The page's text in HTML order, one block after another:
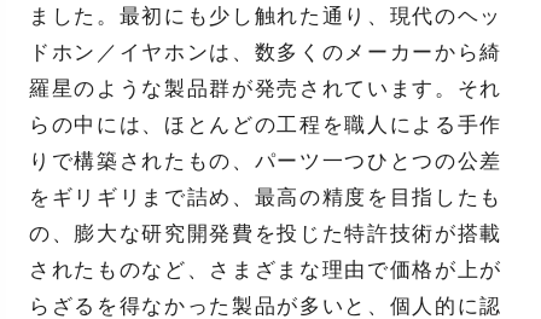
ました。最初にも少し触れた通り、現代のヘッ
ドホン／イヤホンは、数多くのメーカーから綺
羅星のような製品群が発売されています。それ
らの中には、ほとんどの工程を職人による手作
りで構築されたもの、パーツ一つひとつの公差
をギリギリまで詰め、最高の精度を目指したも
の、膨大な研究開発費を投じた特許技術が搭載
されたものなど、さまざまな理由で価格が上が
らざるを得なかった製品が多いと、個人的に認